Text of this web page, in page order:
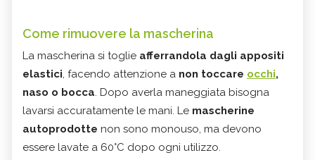
Come rimuovere la mascherina
La mascherina si toglie afferrandola dagli appositi
elastici, facendo attenzione a non toccare occhi,
naso o bocca. Dopo averla maneggiata bisogna
lavarsi accuratamente le mani. Le mascherine
autoprodotte non sono monouso, ma devono
essere lavate a 60°C dopo ogni utilizzo.